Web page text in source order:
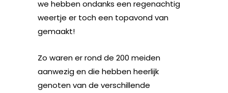
we hebben ondanks een regenachtig
weertje er toch een topavond van
gemaakt!
Zo waren er rond de 200 meiden
aanwezig en die hebben heerlijk
genoten van de verschillende